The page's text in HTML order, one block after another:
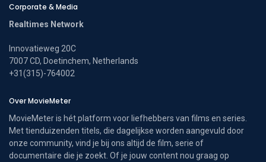
Corporate & Media
Realtimes Network
Innovatieweg 20C
7007 CD, Doetinchem, Netherlands
+31(315)-764002
Over MovieMeter
MovieMeter is hét platform voor liefhebbers van films en series.
Met tienduizenden titels, die dagelijkse worden aangevuld door
onze community, vind je bij ons altijd de film, serie of
documentaire die je zoekt. Of je jouw content nou graag op